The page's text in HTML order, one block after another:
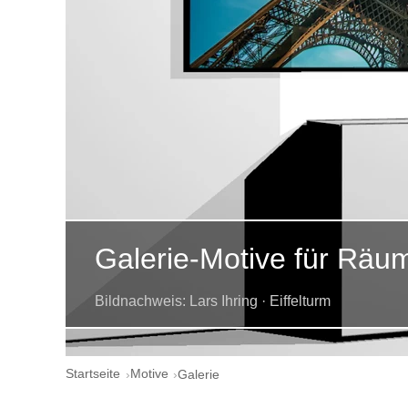
Galerie-Motive für
Bildnachweis: Lars Ihring · Eiffelturm
Startseite Motive Galerie